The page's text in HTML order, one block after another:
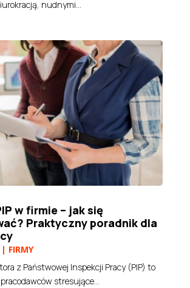
nudnymi...
w firmie – jak się
Praktyczny poradnik dla
FIRMY
z Państwowej Inspekcji Pracy (PIP) to
stresujące...